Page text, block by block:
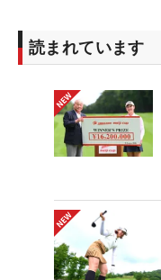
読まれています